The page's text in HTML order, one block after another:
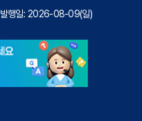
발행일: 2026-08-09(일)